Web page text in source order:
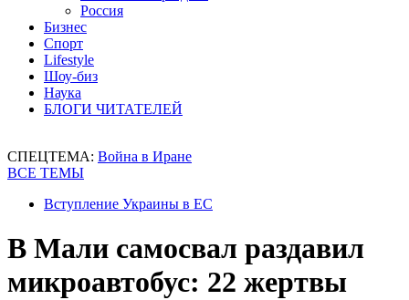
Россия
Бизнес
Спорт
Lifestyle
Шоу-биз
Наука
БЛОГИ ЧИТАТЕЛЕЙ
СПЕЦТЕМА: Война в Иране
ВСЕ ТЕМЫ
Вступление Украины в ЕС
В Мали самосвал раздавил
микроавтобус: 22 жертвы